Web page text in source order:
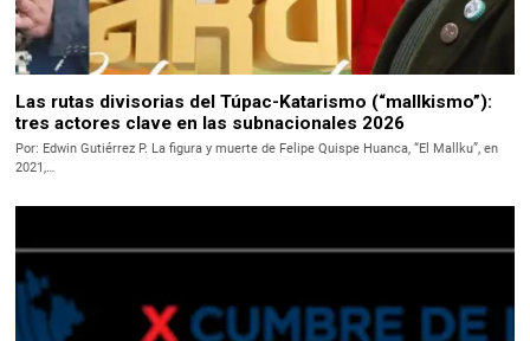
Las rutas divisorias del Túpac-Katarismo (“mallkismo”):
tres actores clave en las subnacionales 2026
Por: Edwin Gutiérrez P. La figura y muerte de Felipe Quispe Huanca, “El Mallku”, en
2021,…